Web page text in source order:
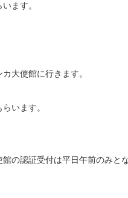
ます。
大使館に行きます。
います。
の認証受付は平日午前のみとな